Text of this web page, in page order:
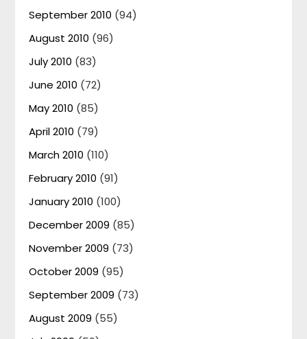
September 2010 (94)
August 2010 (96)
July 2010 (83)
June 2010 (72)
May 2010 (85)
April 2010 (79)
March 2010 (110)
February 2010 (91)
January 2010 (100)
December 2009 (85)
November 2009 (73)
October 2009 (95)
September 2009 (73)
August 2009 (55)